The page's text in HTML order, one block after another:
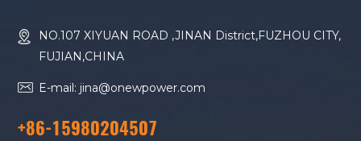
NO.107 XIYUAN ROAD ,JINAN District,FUZHOU CITY,
FUJIAN,CHINA
E-mail: jina@onewpower.com
+86-15980204507